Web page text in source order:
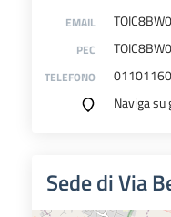
EMAIL
PEC
TELEFONO
Naviga su
Sede di Via